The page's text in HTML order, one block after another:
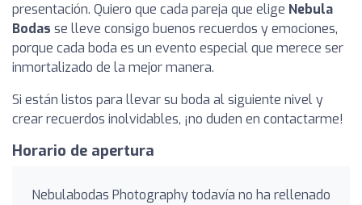
presentación. Quiero que cada pareja que elige Nebula
Bodas se lleve consigo buenos recuerdos y emociones,
porque cada boda es un evento especial que merece ser
inmortalizado de la mejor manera.
Si están listos para llevar su boda al siguiente nivel y
crear recuerdos inolvidables, ¡no duden en contactarme!
Horario de apertura
Nebulabodas Photography todavía no ha rellenado